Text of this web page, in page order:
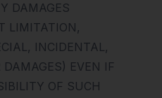
DAMAGES
LIMITATION,
INCIDENTAL,
EVEN IF
OF SUCH